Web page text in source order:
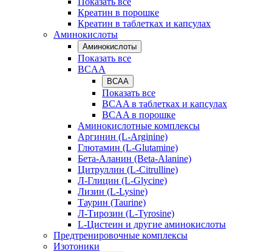
Креатин в порошке
Креатин в таблетках и капсулах
Аминокислоты
Аминокислоты
Показать все
BCAA
BCAA
Показать все
BCAA в таблетках и капсулах
BCAA в порошке
Аминокислотные комплексы
Аргинин (L-Arginine)
Глютамин (L-Glutamine)
Бета-Аланин (Beta-Alanine)
Цитруллин (L-Citrulline)
Л-Глицин (L-Glycine)
Лизин (L-Lysine)
Таурин (Taurine)
Л-Тирозин (L-Tyrosine)
L-Цистеин и другие аминокислоты
Предтренировочные комплексы
Изотоники